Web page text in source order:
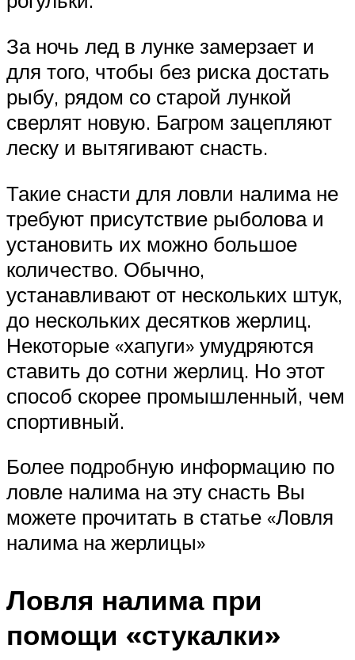
За ночь лед в лунке замерзает и
для того, чтобы без риска достать
рыбу, рядом со старой лункой
сверлят новую. Багром зацепляют
леску и вытягивают снасть.
Такие снасти для ловли налима не
требуют присутствие рыболова и
установить их можно большое
количество. Обычно,
устанавливают от нескольких штук,
до нескольких десятков жерлиц.
Некоторые «хапуги» умудряются
ставить до сотни жерлиц. Но этот
способ скорее промышленный, чем
спортивный.
Более подробную информацию по
ловле налима на эту снасть Вы
можете прочитать в статье «Ловля
налима на жерлицы»
Ловля налима при
помощи «стукалки»